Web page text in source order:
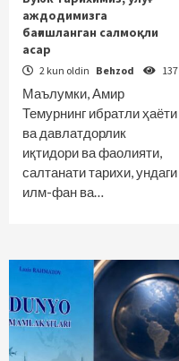
аждодимизга
бағишланган салмоқли
асар
2 kun oldin Behzod 137
Маълумки, Амир
Темурнинг ибратли ҳаёти
ва давлатдорлик
иқтидори ва фаолияти,
салтанати тарихи, ундаги
илм-фан ва…